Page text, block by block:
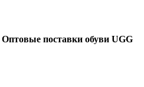
поставки обуви UGG